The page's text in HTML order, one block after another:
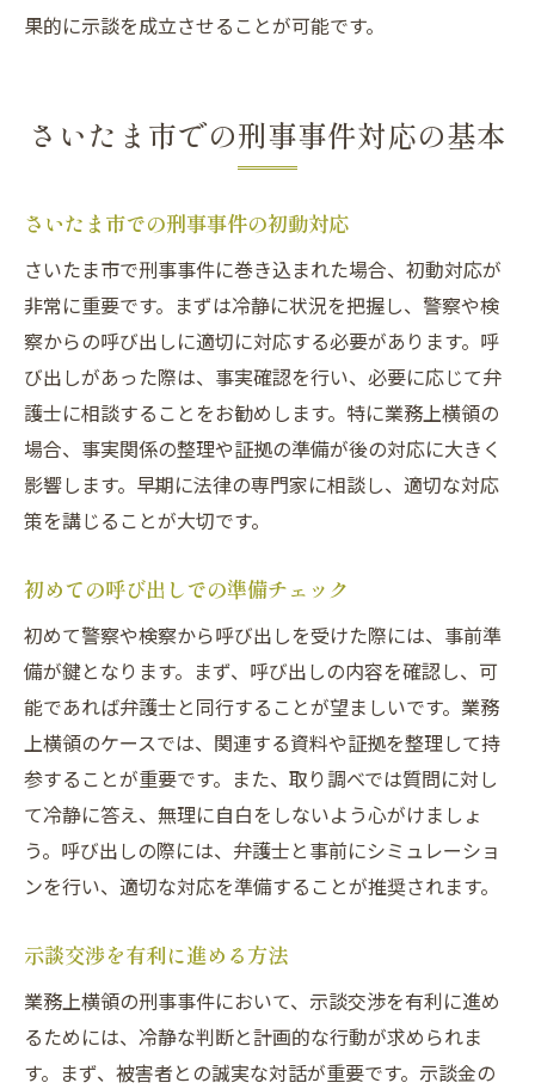
果的に示談を成立させることが可能です。
さいたま市での刑事事件対応の基本
さいたま市での刑事事件の初動対応
さいたま市で刑事事件に巻き込まれた場合、初動対応が
非常に重要です。まずは冷静に状況を把握し、警察や検
察からの呼び出しに適切に対応する必要があります。呼
び出しがあった際は、事実確認を行い、必要に応じて弁
護士に相談することをお勧めします。特に業務上横領の
場合、事実関係の整理や証拠の準備が後の対応に大きく
影響します。早期に法律の専門家に相談し、適切な対応
策を講じることが大切です。
初めての呼び出しでの準備チェック
初めて警察や検察から呼び出しを受けた際には、事前準
備が鍵となります。まず、呼び出しの内容を確認し、可
能であれば弁護士と同行することが望ましいです。業務
上横領のケースでは、関連する資料や証拠を整理して持
参することが重要です。また、取り調べでは質問に対し
て冷静に答え、無理に自白をしないよう心がけましょ
う。呼び出しの際には、弁護士と事前にシミュレーショ
ンを行い、適切な対応を準備することが推奨されます。
示談交渉を有利に進める方法
業務上横領の刑事事件において、示談交渉を有利に進め
るためには、冷静な判断と計画的な行動が求められま
す。まず、被害者との誠実な対話が重要です。示談金の